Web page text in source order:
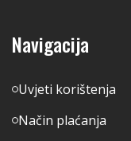
Navigacija
Uvjeti korištenja
Način plaćanja